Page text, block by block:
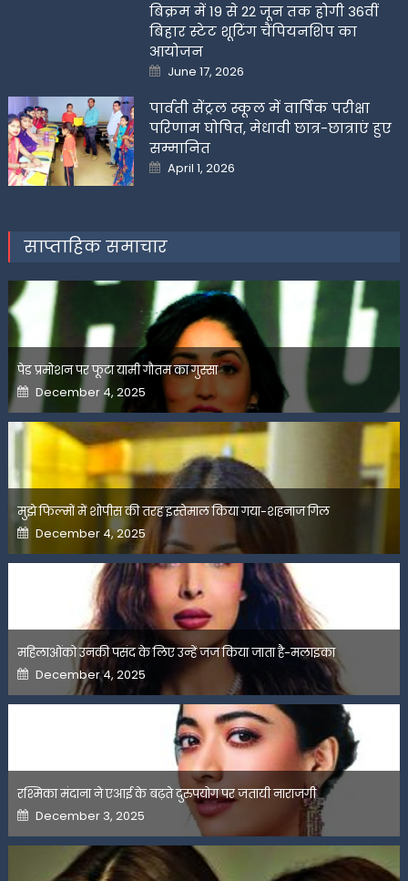
बिक्रम में 19 से 22 जून तक होगी 36वीं
बिहार स्टेट शूटिंग चैंपियनशिप का
आयोजन
Posted
on
June 17, 2026
पार्वती सेंट्रल स्कूल में वार्षिक परीक्षा
परिणाम घोषित, मेधावी छात्र-छात्राएं हुए
सम्मानित
Posted
on
April 1, 2026
साप्ताहिक समाचार
पेड प्रमोशन पर फूटा यामी गौतम का गुस्सा
Posted
on
December 4, 2025
मुझे फिल्मों में शोपीस की तरह इस्तेमाल किया गया-शहनाज गिल
Posted
on
December 4, 2025
महिलाओंको उनकी पसंद के लिए उन्हें जज किया जाता है-मलाइका
Posted
on
December 4, 2025
रश्मिका मंदाना ने एआई के बढ़ते दुरुपयोग पर जतायी नाराजगी
Posted
on
December 3, 2025